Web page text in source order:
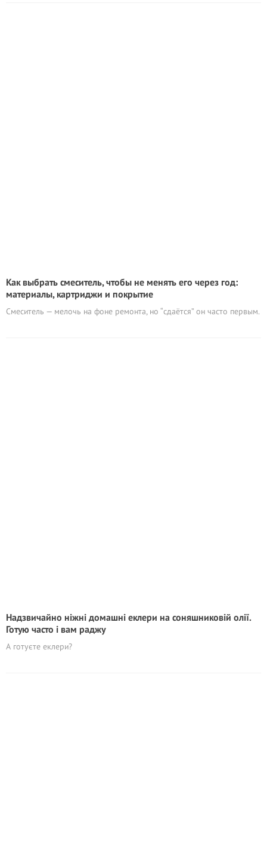
Как выбрать смеситель, чтобы не менять его через год:
материалы, картриджи и покрытие
Смеситель — мелочь на фоне ремонта, но “сдаётся” он часто первым.
Надзвичайно ніжні домашні еклери на соняшниковій олії.
Готую часто і вам раджу
А готуєте еклери?